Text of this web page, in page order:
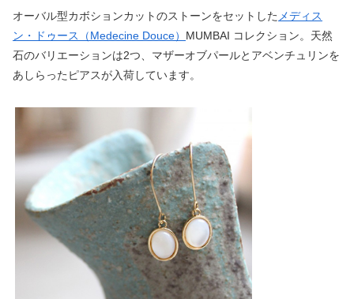
オーバル型カボションカットのストーンをセットした メディス
ン・ドゥース（Medecine Douce） MUMBAI コレクション。天然
石のバリエーションは2つ、マザーオブパールとアベンチュリンを
あしらったピアスが入荷しています。